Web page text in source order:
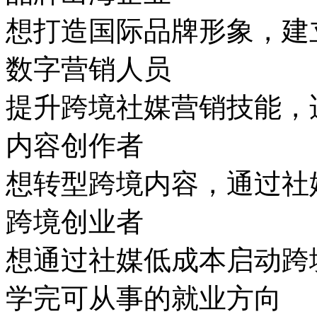
想打造国际品牌形象，
数字营销人员
提升跨境社媒营销技能
内容创作者
想转型跨境内容，通过
跨境创业者
想通过社媒低成本启动
学完可从事的就业方向